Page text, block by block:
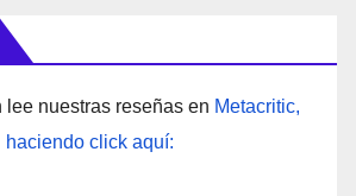
lee nuestras reseñas en Metacritic,
haciendo click aquí: